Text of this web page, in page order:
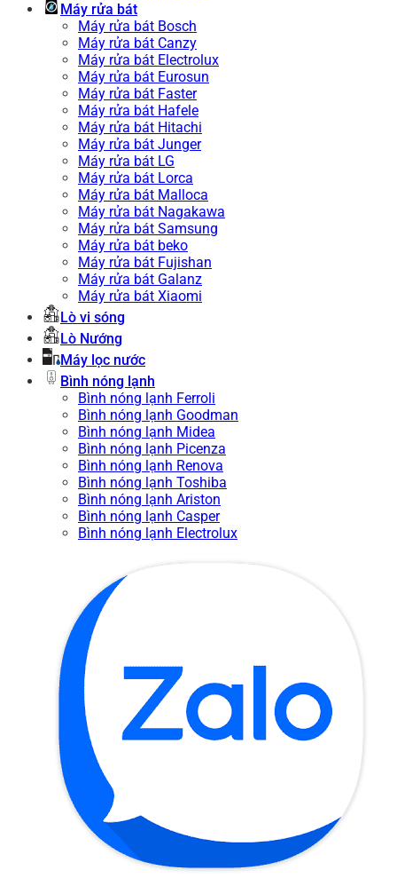
Máy rửa bát
Máy rửa bát Bosch
Máy rửa bát Canzy
Máy rửa bát Electrolux
Máy rửa bát Eurosun
Máy rửa bát Faster
Máy rửa bát Hafele
Máy rửa bát Hitachi
Máy rửa bát Junger
Máy rửa bát LG
Máy rửa bát Lorca
Máy rửa bát Malloca
Máy rửa bát Nagakawa
Máy rửa bát Samsung
Máy rửa bát beko
Máy rửa bát Fujishan
Máy rửa bát Galanz
Máy rửa bát Xiaomi
Lò vi sóng
Lò Nướng
Máy lọc nước
Bình nóng lạnh
Bình nóng lạnh Ferroli
Bình nóng lạnh Goodman
Bình nóng lạnh Midea
Bình nóng lạnh Picenza
Bình nóng lạnh Renova
Bình nóng lạnh Toshiba
Bình nóng lạnh Ariston
Bình nóng lạnh Casper
Bình nóng lạnh Electrolux